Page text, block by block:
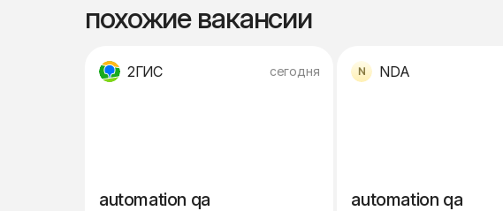
похожие вакансии
2ГИС сегодня
automation qa
NDA
automation qa